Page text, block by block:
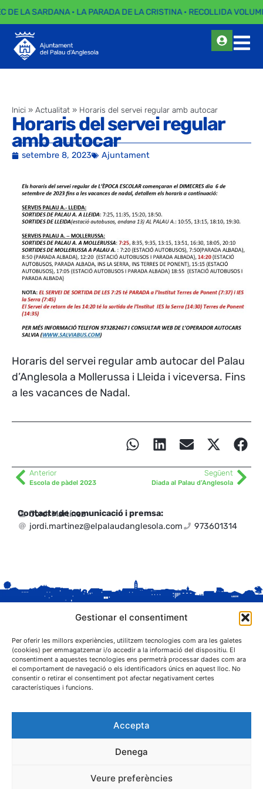
Gestionar el consentiment
Per oferir les millors experiències, utilitzem tecnologies com ara les galetes
(cookies) per emmagatzemar i/o accedir a la informació del dispositiu. El
consentiment a aquestes tecnologies ens permetrà processar dades com ara
el comportament de navegació o els identificadors únics en aquest lloc. No
consentir o retirar el consentiment pot afectar negativament certes
característiques i funcions.
Accepta
Denega
Veure preferències
DE LA SARDANA · LA PARADA DE LA CRISTINA · RECOLLIDA
Inici » Actualitat » Horaris del servei regular amb autocar
Horaris del servei regular
amb autocar
setembre 8, 2023 Ajuntament
Horaris del servei regular amb autocar del Palau
d’Anglesola a Mollerussa i Lleida i viceversa. Fins
a les vacances de Nadal.
Anterior
Escola de pàdel 2023
Següent
Diada al Palau d’Anglesola
Contacte de comunicació i premsa:
Jordi Martínez
jordi.martinez@elpalaudanglesola.com
973601314
C. Sant Josep, 1
25243 El Palau d'Anglesola (Pla d'Urgell)
Privacitat Cookies
Protecció de dades